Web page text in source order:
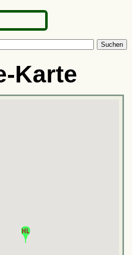
Suchen
Karte